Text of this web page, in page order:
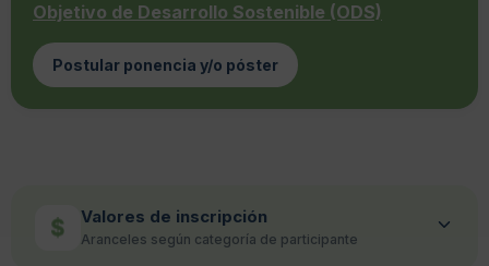
Objetivo de Desarrollo Sostenible (ODS)
Postular ponencia y/o póster
Valores de inscripción
Aranceles según categoría de participante